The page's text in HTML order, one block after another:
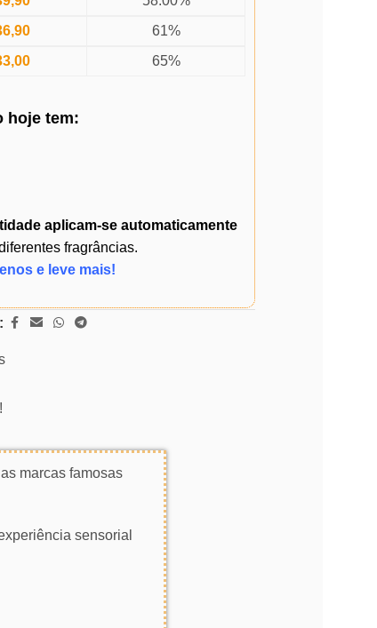
61%
65%
hoje tem:
aplicam-se automaticamente
fragrâncias.
e leve mais!
marcas famosas
sensorial